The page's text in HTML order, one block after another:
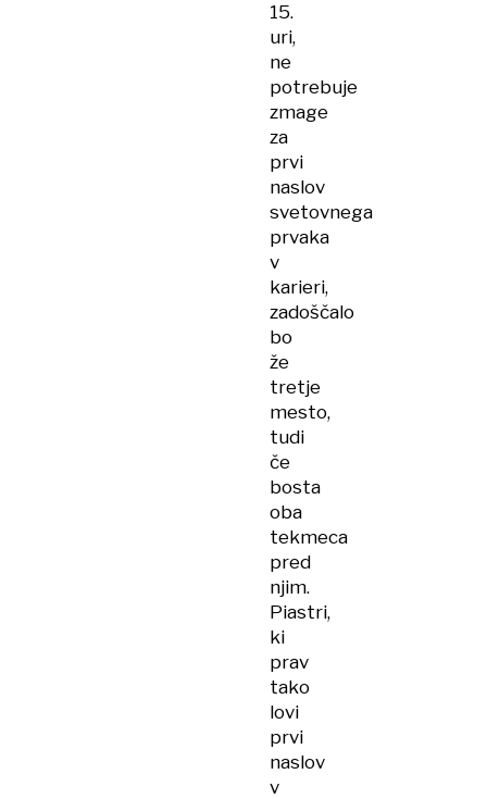
15.
uri,
ne
potrebuje
zmage
za
prvi
naslov
svetovnega
prvaka
v
karieri,
zadoščalo
bo
že
tretje
mesto,
tudi
če
bosta
oba
tekmeca
pred
njim.
Piastri,
ki
prav
tako
lovi
prvi
naslov
v